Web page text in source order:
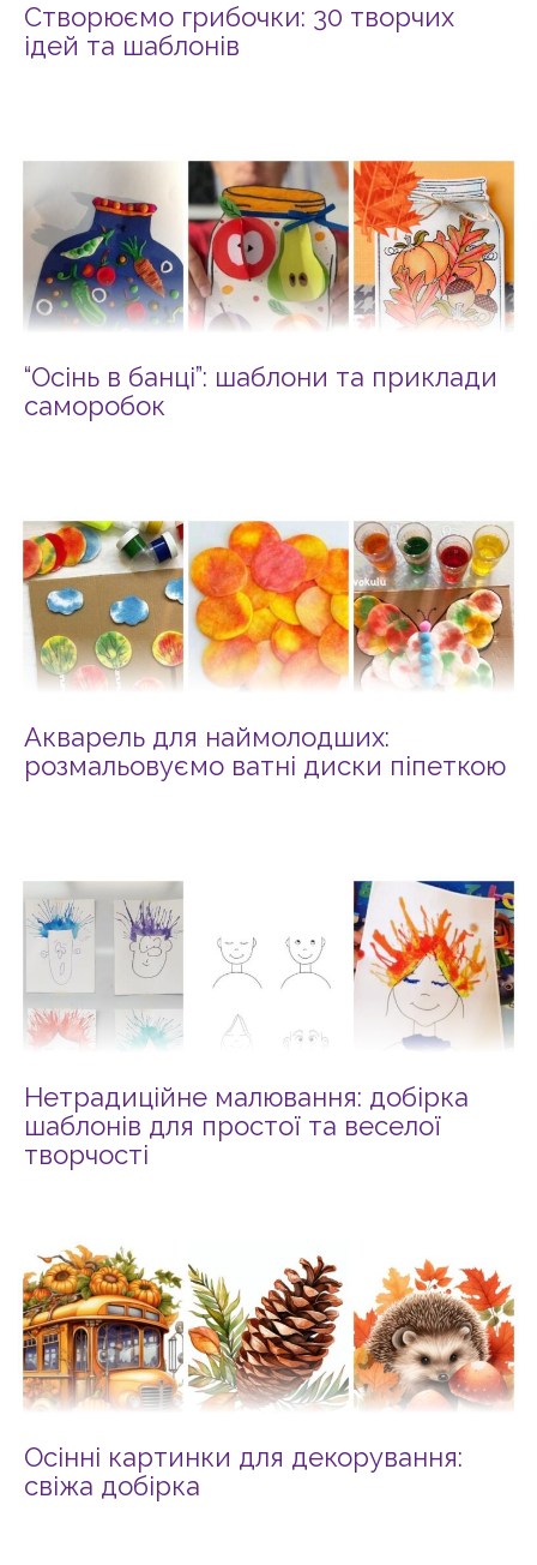
Створюємо грибочки: 30 творчих
ідей та шаблонів
“Осінь в банці”: шаблони та приклади
саморобок
Акварель для наймолодших:
розмальовуємо ватні диски піпеткою
Нетрадиційне малювання: добірка
шаблонів для простої та веселої
творчості
Осінні картинки для декорування:
свіжа добірка